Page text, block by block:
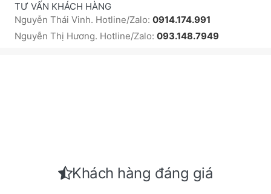
TƯ VẤN KHÁCH HÀNG
Nguyễn Thái Vinh. Hotline/Zalo: 0914.174.991
Nguyễn Thị Hương. Hotline/Zalo: 093.148.7949
Khách hàng đáng giá